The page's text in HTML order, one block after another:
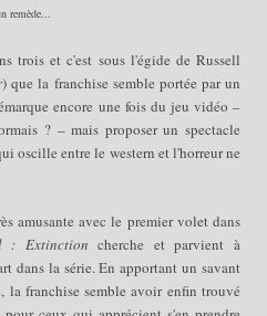
remède...
trois et c'est sous l'égide de Russell
) que la franchise semble portée par un
encore une fois du jeu vidéo –
? – mais proposer un spectacle
oscille entre le western et l'horreur ne
amusante avec le premier volet dans
: Extinction cherche et parvient à
dans la série. En apportant un savant
la franchise semble avoir enfin trouvé